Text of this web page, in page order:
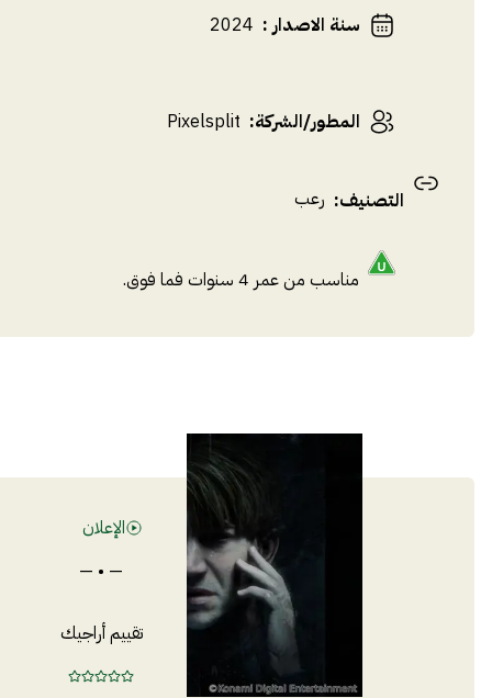
سنة الاصدار:
2024
المطور/الشركة:
Pixelsplit
التصنيف: رعب
مناسب من عمر 4 سنوات فما فوق.
الإعلان
— • —
تقييم أراجيك